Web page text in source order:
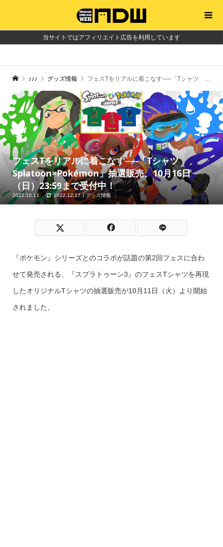
当サイトではアフィリエイト広告を利用しています
♪♪♪ グッズ情報 フェスTをリアルに着こなす──「Tシャツ Splatoon×Pokémon」抽選販売、10月16日（日）23:59まで受付中！
フェスTをリアルに着こなす──「Tシャツ
Splatoon×Pokémon」抽選販売、10月16日
（日）23:59まで受付中！
2022.10.11 2022.12.17 グッズ情報
『ポケモン』シリーズとのコラボが話題の第2回フェスに合わ
せて発売される、『スプラトゥーン3』のフェスTシャツを再現
したオリジナルTシャツの抽選販売が10月11日（火）より開始
されました。